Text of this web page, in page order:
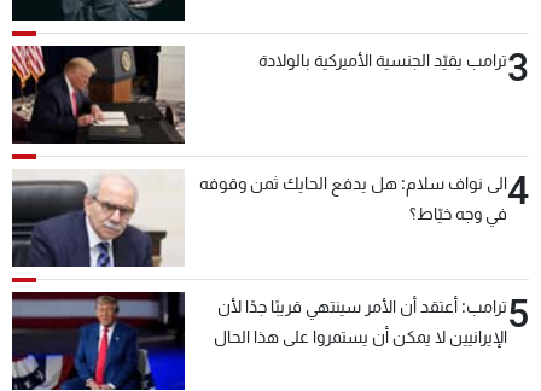
3ترامب يقيّد الجنسية الأميركية بالولادة
4الى نواف سلام: هل يدفع الحايك ثمن وقوفه
في وجه خيّاط؟
5ترامب: أعتقد أن الأمر سينتهي قريبًا جدًا لأن
الإيرانيين لا يمكن أن يستمروا على هذا الحال